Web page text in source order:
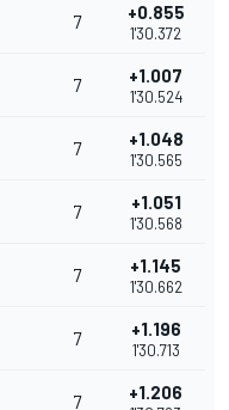
7 +0.855
1'30.372
7 +1.007
1'30.524
7 +1.048
1'30.565
7 +1.051
1'30.568
7 +1.145
1'30.662
7 +1.196
1'30.713
7 +1.206